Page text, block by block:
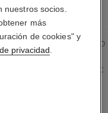
calculada según la norma ISO
method published by the IPCC
analysis: manufacture of
distribution, use of
of the packaging.
nuestros socios.
más
de cookies" y
privacidad